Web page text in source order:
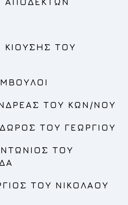
ΤΟΥ
ΤΟΥ ΚΩΝ/ΝΟΥ
ΤΟΥ ΓΕΩΡΓΙΟΥ
ΤΟΥ
ΤΟΥ ΝΙΚΟΛΑΟΥ